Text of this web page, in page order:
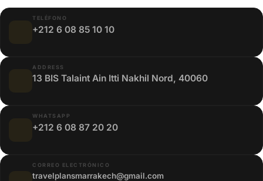
TELÉFONO
+212 6 08 85 10 10
ADDRESS
13 BIS Talaint Ain Itti Nakhil Nord, 40060
WHATSAPP
+212 6 08 87 20 20
CORREO ELECTRÓNICO
travelplansmarrakech@gmail.com